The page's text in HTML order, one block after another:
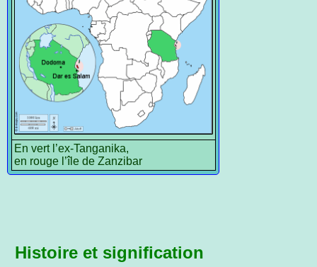
En vert l’ex-Tanganika,
en rouge l’île de Zanzibar
Histoire et signification